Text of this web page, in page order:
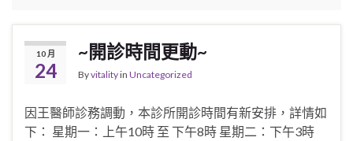
10 月
24
~開診時間更動~
Byvitalityin Uncategorized
因王醫師診務調動，本診所開診時間有新安排，詳情如
下： 星期一：上午10時 至 下午8時 星期二：下午3時